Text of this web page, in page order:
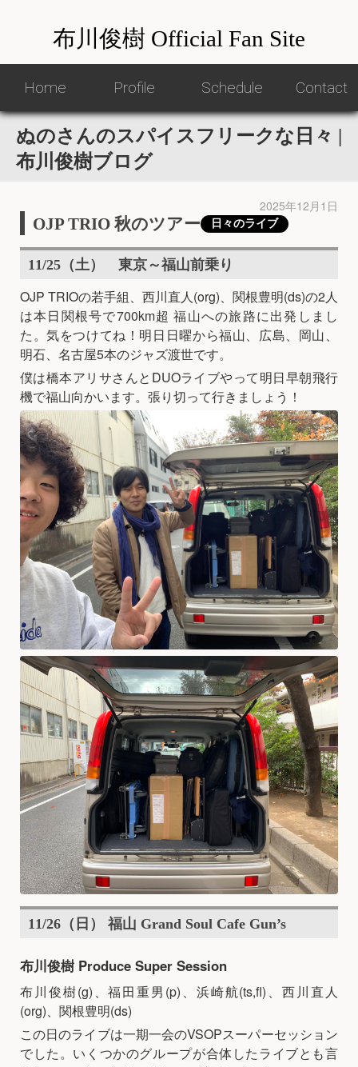
布川俊樹 Official Fan Site
Home Profile Schedule Contact
ぬのさんのスパイスフリークな日々 |
布川俊樹ブログ
2025年12月1日
OJP TRIO 秋のツアー 日々のライブ
11/25（土） 東京～福山前乗り
OJP TRIOの若手組、西川直人(org)、関根豊明(ds)の2人
は本日関根号で700km超 福山への旅路に出発しまし
た。気をつけてね！明日日曜から福山、広島、岡山、
明石、名古屋5本のジャズ渡世です。
僕は橋本アリサさんとDUOライブやって明日早朝飛行
機で福山向かいます。張り切って行きましょう！
11/26（日） 福山 Grand Soul Cafe Gun’s
布川俊樹 Produce Super Session
布川俊樹(g)、福田重男(p)、浜崎航(ts,fl)、西川直人
(org)、関根豊明(ds)
この日のライブは一期一会のVSOPスーパーセッション
でした。いくつかのグループが合体したライブとも言
Home Profile Schedule Contact